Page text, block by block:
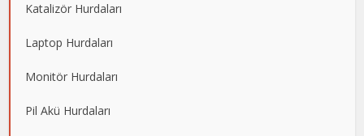
Katalizör Hurdaları
Laptop Hurdaları
Monitör Hurdaları
Pil Akü Hurdaları